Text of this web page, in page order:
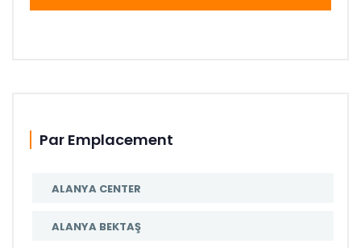
Par Emplacement
ALANYA CENTER
ALANYA BEKTAŞ